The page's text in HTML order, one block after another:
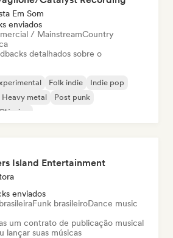
Em Som
enviados
/ MainstreamCountry
detalhados sobre o
Folk indie
Indie pop
metal
Post punk
Island Entertainment
enviados
Funk brasileiroDance music
um contrato de publicação musical
lançar suas músicas